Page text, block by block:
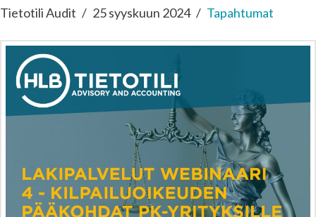
Tietotili Audit 25 syyskuun 2024 Tapahtumat